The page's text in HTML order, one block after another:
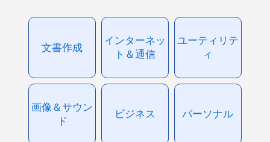
文書作成
インターネッ
ト＆通信
ユーティリテ
ィ
画像＆サウン
ド
ビジネス パーソナル